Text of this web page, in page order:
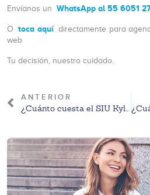
Envíanos un WhatsApp al 55 6051
O toca aquí directamente para
web
Tu decisión, nuestro cuidado.
ANTERIOR
¿Cuánto cuesta el SIU Kyleena? Precio CDMX 2026